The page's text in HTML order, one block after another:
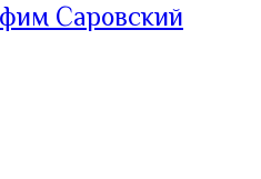
Саровский